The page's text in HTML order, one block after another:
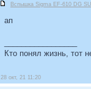
Вспышка Sigma EF-610 DG
ап
Кто понял жизнь, тот
28 окт, 21 11:20